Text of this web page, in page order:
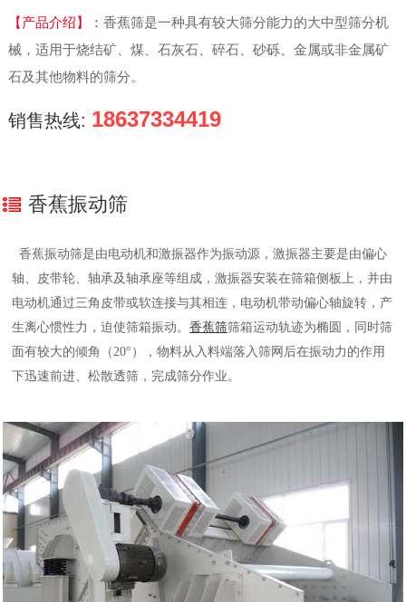
【产品介绍】： 香蕉筛是一种具有较大筛分能力的大中型筛分机
械，适用于烧结矿、煤、石灰石、碎石、砂砾、金属或非金属矿
石及其他物料的筛分。
销售热线: 18637334419
香蕉振动筛
香蕉振动筛是由电动机和激振器作为振动源，激振器主要是由偏心
轴、皮带轮、轴承及轴承座等组成，激振器安装在筛箱侧板上，并由
电动机通过三角皮带或软连接与其相连，电动机带动偏心轴旋转，产
生离心惯性力，迫使筛箱振动。 香蕉筛筛箱运动轨迹为椭圆，同时筛
面有较大的倾角（20°），物料从入料端落入筛网后在振动力的作用
下迅速前进、松散透筛，完成筛分作业。